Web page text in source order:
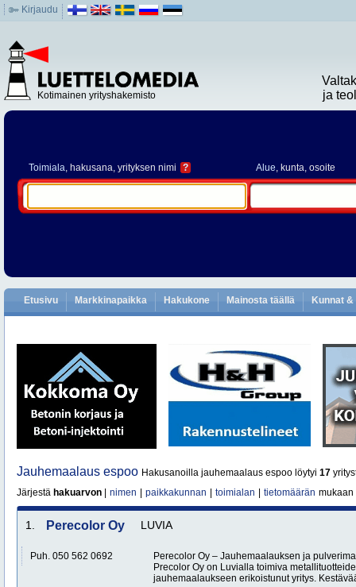
Kirjaudu
Kotimainen yrityshakemisto
ja
Toimiala, hakusana, yrityksen nimi ? Alue, kunta, osoite
Etusivu Markkinapaikka Hakukone Mainosta täällä Kunnat
Jauhemaalaus espoo Hakusanoilla jauhemaalaus espoo löytyi 17
Järjestä hakuarvon nimen paikkakunnan toimialan tietomäärän mukaan
1. Perecolor Oy LUVIA
Puh. 050 562 0692
Perecolor Oy – Jauhemaalauksen ja
Precolor Oy on Luvialla toimiva
jauhemaalaukseen erikoistunut yritys.